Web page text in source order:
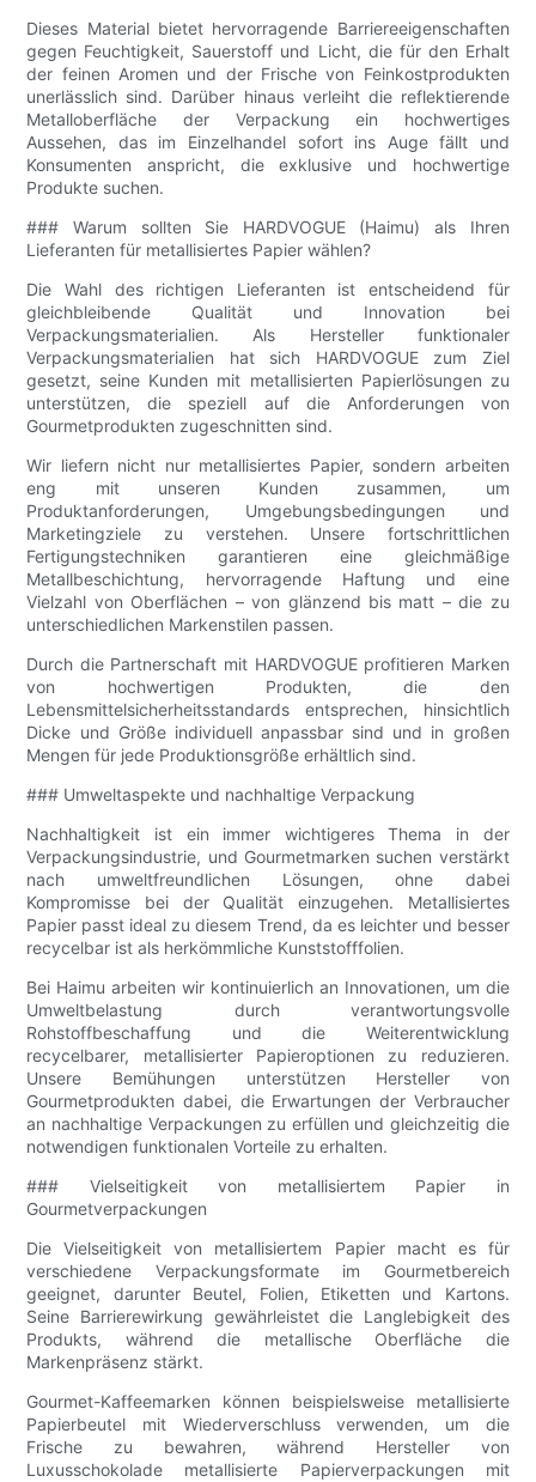
Dieses Material bietet hervorragende Barriereeigenschaften
gegen Feuchtigkeit, Sauerstoff und Licht, die für den Erhalt
der feinen Aromen und der Frische von Feinkostprodukten
unerlässlich sind. Darüber hinaus verleiht die reflektierende
Metalloberfläche der Verpackung ein hochwertiges
Aussehen, das im Einzelhandel sofort ins Auge fällt und
Konsumenten anspricht, die exklusive und hochwertige
Produkte suchen.
### Warum sollten Sie HARDVOGUE (Haimu) als Ihren
Lieferanten für metallisiertes Papier wählen?
Die Wahl des richtigen Lieferanten ist entscheidend für
gleichbleibende Qualität und Innovation bei
Verpackungsmaterialien. Als Hersteller funktionaler
Verpackungsmaterialien hat sich HARDVOGUE zum Ziel
gesetzt, seine Kunden mit metallisierten Papierlösungen zu
unterstützen, die speziell auf die Anforderungen von
Gourmetprodukten zugeschnitten sind.
Wir liefern nicht nur metallisiertes Papier, sondern arbeiten
eng mit unseren Kunden zusammen, um
Produktanforderungen, Umgebungsbedingungen und
Marketingziele zu verstehen. Unsere fortschrittlichen
Fertigungstechniken garantieren eine gleichmäßige
Metallbeschichtung, hervorragende Haftung und eine
Vielzahl von Oberflächen – von glänzend bis matt – die zu
unterschiedlichen Markenstilen passen.
Durch die Partnerschaft mit HARDVOGUE profitieren Marken
von hochwertigen Produkten, die den
Lebensmittelsicherheitsstandards entsprechen, hinsichtlich
Dicke und Größe individuell anpassbar sind und in großen
Mengen für jede Produktionsgröße erhältlich sind.
### Umweltaspekte und nachhaltige Verpackung
Nachhaltigkeit ist ein immer wichtigeres Thema in der
Verpackungsindustrie, und Gourmetmarken suchen verstärkt
nach umweltfreundlichen Lösungen, ohne dabei
Kompromisse bei der Qualität einzugehen. Metallisiertes
Papier passt ideal zu diesem Trend, da es leichter und besser
recycelbar ist als herkömmliche Kunststofffolien.
Bei Haimu arbeiten wir kontinuierlich an Innovationen, um die
Umweltbelastung durch verantwortungsvolle
Rohstoffbeschaffung und die Weiterentwicklung
recycelbarer, metallisierter Papieroptionen zu reduzieren.
Unsere Bemühungen unterstützen Hersteller von
Gourmetprodukten dabei, die Erwartungen der Verbraucher
an nachhaltige Verpackungen zu erfüllen und gleichzeitig die
notwendigen funktionalen Vorteile zu erhalten.
### Vielseitigkeit von metallisiertem Papier in
Gourmetverpackungen
Die Vielseitigkeit von metallisiertem Papier macht es für
verschiedene Verpackungsformate im Gourmetbereich
geeignet, darunter Beutel, Folien, Etiketten und Kartons.
Seine Barrierewirkung gewährleistet die Langlebigkeit des
Produkts, während die metallische Oberfläche die
Markenpräsenz stärkt.
Gourmet-Kaffeemarken können beispielsweise metallisierte
Papierbeutel mit Wiederverschluss verwenden, um die
Frische zu bewahren, während Hersteller von
Luxusschokolade metallisierte Papierverpackungen mit